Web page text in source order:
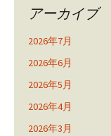
アーカイブ
2026年7月
2026年6月
2026年5月
2026年4月
2026年3月